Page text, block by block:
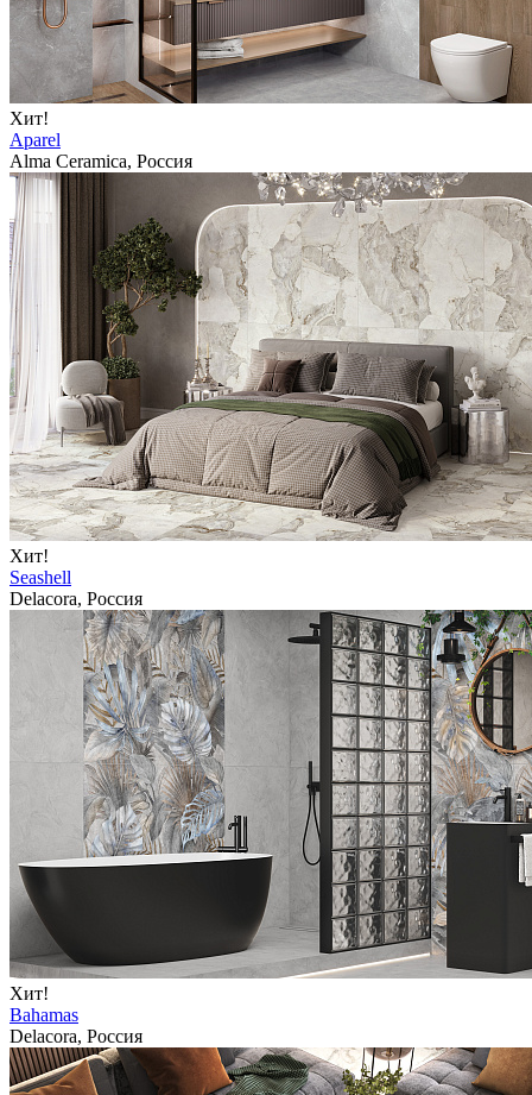
Хит!
Aparel
Alma Ceramica, Россия
Хит!
Seashell
Delacora, Россия
Хит!
Bahamas
Delacora, Россия